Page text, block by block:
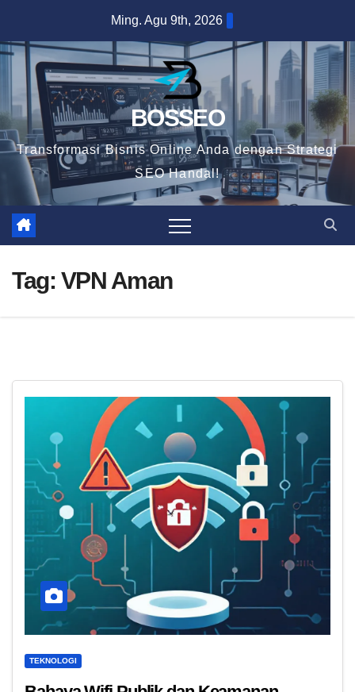
content
Ming. Agu 9th, 2026
BOSSEO
Transformasi Bisnis Online Anda dengan Strategi
SEO Handal!
Tag: VPN Aman
TEKNOLOGI